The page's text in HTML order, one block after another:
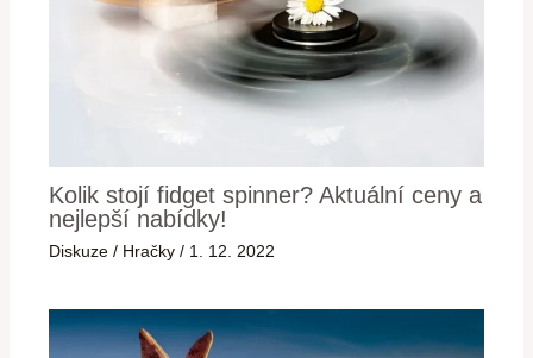
Kolik stojí fidget spinner? Aktuální ceny a
nejlepší nabídky!
Diskuze / Hračky / 1. 12. 2022